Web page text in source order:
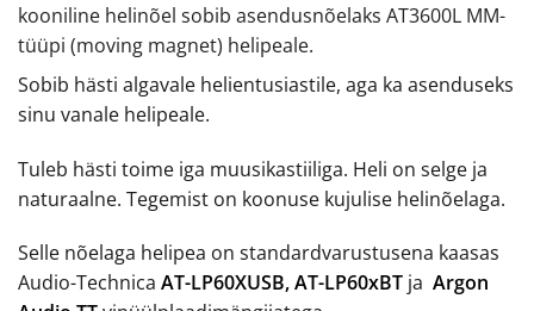
kooniline helinõel sobib asendusnõelaks AT3600L MM-
tüüpi (moving magnet) helipeale.
Sobib hästi algavale helientusiastile, aga ka asenduseks
sinu vanale helipeale.
Tuleb hästi toime iga muusikastiiliga. Heli on selge ja
naturaalne. Tegemist on koonuse kujulise helinõelaga.
Selle nõelaga helipea on standardvarustusena kaasas
Audio-Technica AT-LP60XUSB,AT-LP60xBT ja Argon